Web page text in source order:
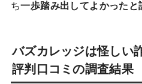
ち一歩踏み出してよかったと
バズカレッジは怪しい
評判口コミの調査結果